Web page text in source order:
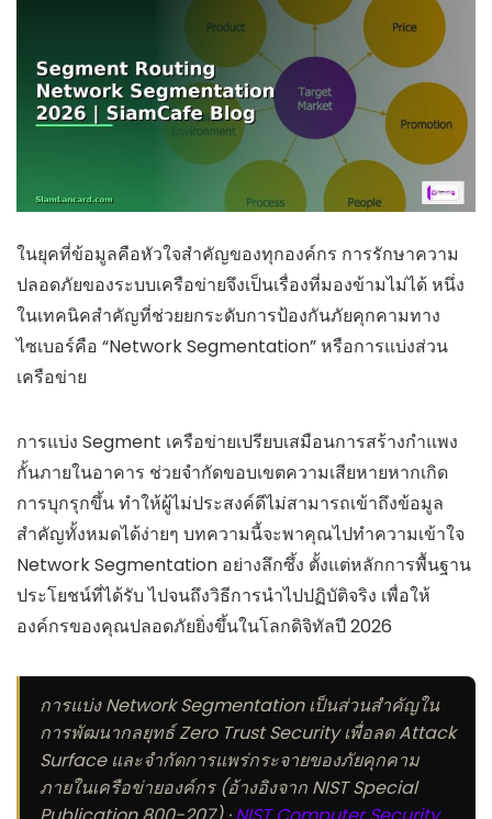
ในยุคที่ข้อมูลคือหัวใจสำคัญของทุกองค์กร การรักษาความ
ปลอดภัยของระบบเครือข่ายจึงเป็นเรื่องที่มองข้ามไม่ได้ หนึ่ง
ในเทคนิคสำคัญที่ช่วยยกระดับการป้องกันภัยคุกคามทาง
ไซเบอร์คือ “Network Segmentation” หรือการแบ่งส่วน
เครือข่าย
การแบ่ง Segment เครือข่ายเปรียบเสมือนการสร้างกำแพง
กั้นภายในอาคาร ช่วยจำกัดขอบเขตความเสียหายหากเกิด
การบุกรุกขึ้น ทำให้ผู้ไม่ประสงค์ดีไม่สามารถเข้าถึงข้อมูล
สำคัญทั้งหมดได้ง่ายๆ บทความนี้จะพาคุณไปทำความเข้าใจ
Network Segmentation อย่างลึกซึ้ง ตั้งแต่หลักการพื้นฐาน
ประโยชน์ที่ได้รับ ไปจนถึงวิธีการนำไปปฏิบัติจริง เพื่อให้
องค์กรของคุณปลอดภัยยิ่งขึ้นในโลกดิจิทัลปี 2026
การแบ่ง Network Segmentation เป็นส่วนสำคัญใน
การพัฒนากลยุทธ์ Zero Trust Security เพื่อลด Attack
Surface และจำกัดการแพร่กระจายของภัยคุกคาม
ภายในเครือข่ายองค์กร (อ้างอิงจาก NIST Special